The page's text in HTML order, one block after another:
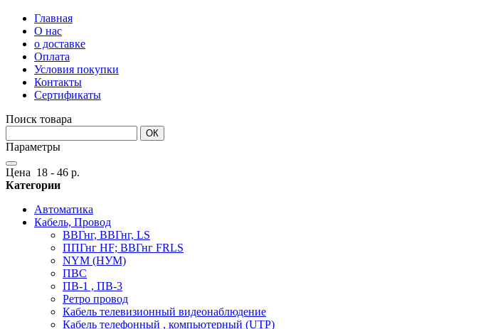
Главная
О нас
о доставке
Оплата
Условия покупки
Контакты
Сертификаты
Поиск товара
ОК
Параметры
Цена 18 - 46 р.
Категории
Автоматика
Кабель, Провод
ВВГнг, ВВГнг, LS
ППГнг HF; ВВГнг FRLS
NYM (НУМ)
ПВС
ПВ-1 , ПВ-3
Ретро провод
Кабель телевизионный видеонаблюдение
Кабель телефонный , компьютерный (UTP)